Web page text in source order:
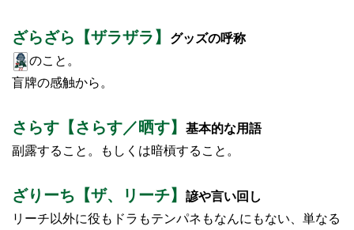
ざらざら【ザラザラ】 グッズの呼称
のこと。
盲牌の感触から。
さらす【さらす／晒す】 基本的な用語
副露すること。もしくは暗槓すること。
ざりーち【ザ、リーチ】 諺や言い回し
リーチ以外に役もドラもテンパネもなんにもない、単なる